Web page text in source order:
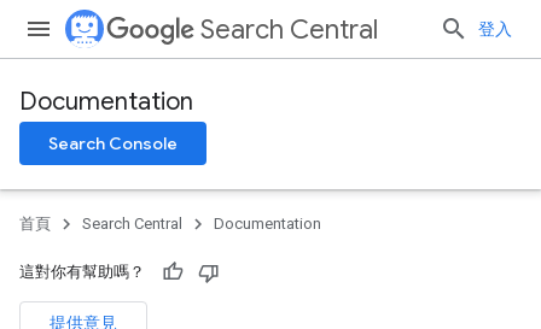
Search Central 登入
Documentation
Search Console
首頁 Search Central Documentation
這對你有幫助嗎？
提供意見